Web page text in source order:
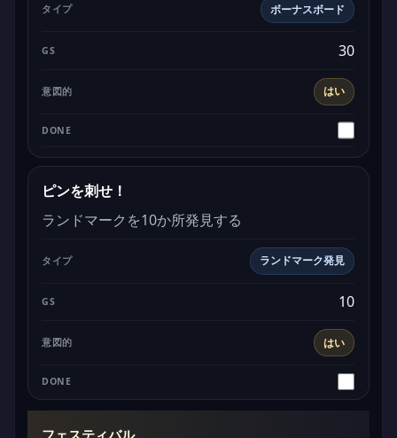
ボーナスボード
はい
30
ピンを刺せ！
ランドマークを10か所発見する
ランドマーク発見
はい
10
フェスティバル